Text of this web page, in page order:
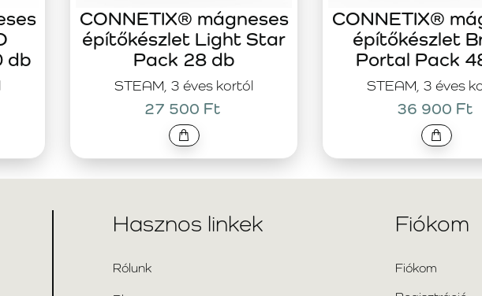
db
STEAM, 3 éves kortól
CONNETIX® mágneses
építőkészlet Light Star
Pack 28 db
27 500 Ft
STEAM, 3 éves
CONNETIX®
építőkészlet
Portal Pack
36 900 Ft
Hasznos linkek
Rólunk
Fiókom
Fiókom